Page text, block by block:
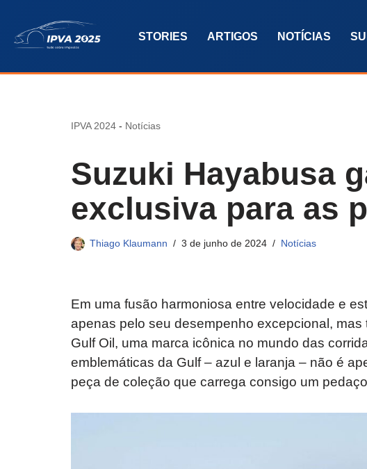
Pular
o
STORIES ARTIGOS NOTÍCIAS
IPVA 2024 - Notícias
Suzuki Hayabusa
exclusiva para as
Thiago Klaumann 3 de junho de 2024 Notícias
Em uma fusão harmoniosa entre velocidade e
apenas pelo seu desempenho excepcional,
Gulf Oil, uma marca icônica no mundo das
emblemáticas da Gulf – azul e laranja – não é
peça de coleção que carrega consigo um